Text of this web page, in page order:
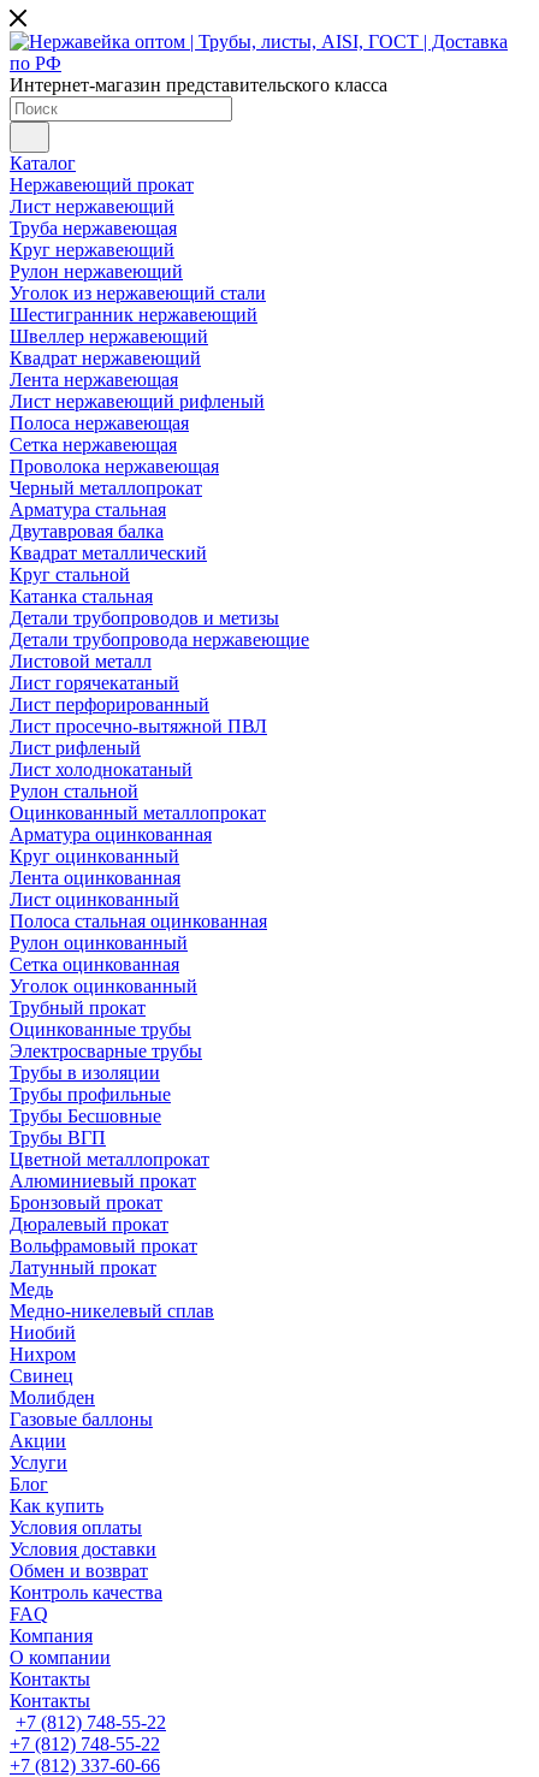
Интернет-магазин представительского класса
Каталог
Нержавеющий прокат
Лист нержавеющий
Труба нержавеющая
Круг нержавеющий
Рулон нержавеющий
Уголок из нержавеющий стали
Шестигранник нержавеющий
Швеллер нержавеющий
Квадрат нержавеющий
Лента нержавеющая
Лист нержавеющий рифленый
Полоса нержавеющая
Сетка нержавеющая
Проволока нержавеющая
Черный металлопрокат
Арматура стальная
Двутавровая балка
Квадрат металлический
Круг стальной
Катанка стальная
Детали трубопроводов и метизы
Детали трубопровода нержавеющие
Листовой металл
Лист горячекатаный
Лист перфорированный
Лист просечно-вытяжной ПВЛ
Лист рифленый
Лист холоднокатаный
Рулон стальной
Оцинкованный металлопрокат
Арматура оцинкованная
Круг оцинкованный
Лента оцинкованная
Лист оцинкованный
Полоса стальная оцинкованная
Рулон оцинкованный
Сетка оцинкованная
Уголок оцинкованный
Трубный прокат
Оцинкованные трубы
Электросварные трубы
Трубы в изоляции
Трубы профильные
Трубы Бесшовные
Трубы ВГП
Цветной металлопрокат
Алюминиевый прокат
Бронзовый прокат
Дюралевый прокат
Вольфрамовый прокат
Латунный прокат
Медь
Медно-никелевый сплав
Ниобий
Нихром
Свинец
Молибден
Газовые баллоны
Акции
Услуги
Блог
Как купить
Условия оплаты
Условия доставки
Обмен и возврат
Контроль качества
FAQ
Компания
О компании
Контакты
Контакты
+7 (812) 748-55-22
+7 (812) 748-55-22
+7 (812) 337-60-66